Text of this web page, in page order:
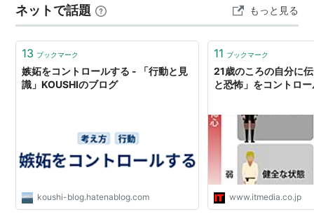
態：私の日常を大公開！ 旦那さんのことが好き過ぎて、
毎日が幸せで溢れている私。朝起きてから夜寝るまで、
常に旦那さんのことを考えています（笑）。ここで…
ネットで話題 もっと見る
13 ブックマーク
嫉妬をコントロールする - 「行動と見
識」KOUSHIのブログ
koushi-blog.hatenablog.com
11 ブックマーク
21歳のころの自分に
と恐怖」をコントロ
www.itmedia.co.jp